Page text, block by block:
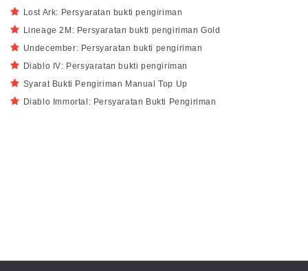
Lost Ark: Persyaratan bukti pengiriman
Lineage 2M: Persyaratan bukti pengiriman Gold
Undecember: Persyaratan bukti pengiriman
Diablo IV: Persyaratan bukti pengiriman
Syarat Bukti Pengiriman Manual Top Up
Diablo Immortal: Persyaratan Bukti Pengiriman